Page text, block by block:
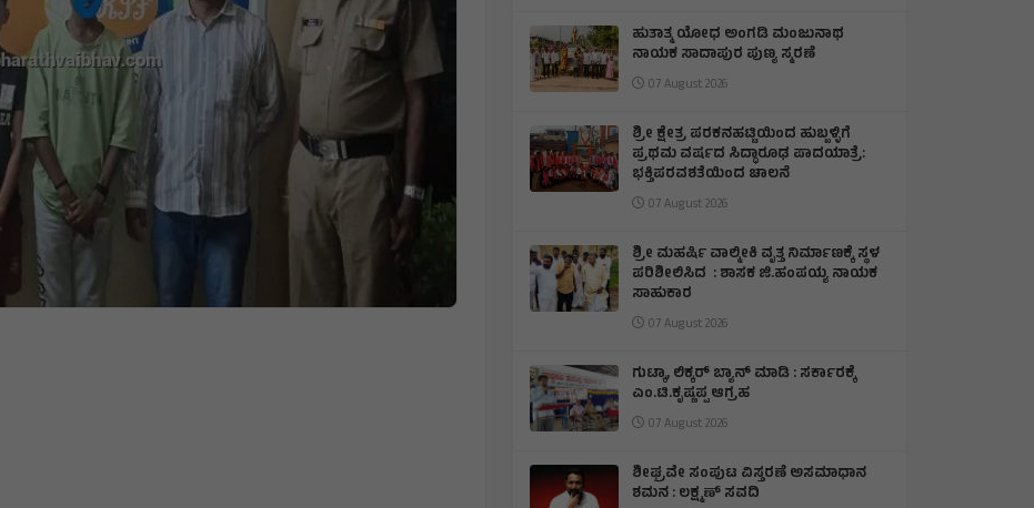
ಹುತಾತ್ಮ ಯೋಧ ಅಂಗಡಿ ಮಂಜುನಾಥ
ನಾಯಕ ಸಾದಾಪುರ ಪುಣ್ಯ ಸ್ಮರಣೆ
07 August 2026
​ಶ್ರೀ ಕ್ಷೇತ್ರ ಪರಕನಹಟ್ಟಿಯಿಂದ ಹುಬ್ಬಳ್ಳಿಗೆ
ಪ್ರಥಮ ವರ್ಷದ ಸಿದ್ಧಾರೂಢ ಪಾದಯಾತ್ರೆ:
ಭಕ್ತಿಪರವಶತೆಯಿಂದ ಚಾಲನೆ
07 August 2026
ಶ್ರೀ ಮಹರ್ಷಿ ವಾಲ್ಮೀಕಿ ವೃತ್ತ ನಿರ್ಮಾಣಕ್ಕೆ ಸ್ಥಳ
ಪರಿಶೀಲಿಸಿದ : ಶಾಸಕ ಜಿ.ಹಂಪಯ್ಯ ನಾಯಕ
ಸಾಹುಕಾರ
07 August 2026
ಗುಟ್ಕಾ, ಲಿಕ್ಕರ್ ಬ್ಯಾನ್ ಮಾಡಿ : ಸರ್ಕಾರಕ್ಕೆ
ಎಂ.ಟಿ.ಕೃಷ್ಣಪ್ಪ ಆಗ್ರಹ
07 August 2026
ಶೀಘ್ರವೇ ಸಂಪುಟ ವಿಸ್ತರಣೆ ಅಸಮಾಧಾನ
ಶಮನ : ಲಕ್ಷ್ಮಣ್ ಸವದಿ